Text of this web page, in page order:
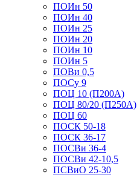
ПОИн 50
ПОИн 40
ПОИн 25
ПОИн 20
ПОИн 10
ПОИн 5
ПОВи 0,5
ПОСу 9
ПОЦ 10 (П200А)
ПОЦ 80/20 (П250А)
ПОЦ 60
ПОСК 50-18
ПОСК 36-17
ПОСВи 36-4
ПОСВи 42-10,5
ПСВиО 25-30